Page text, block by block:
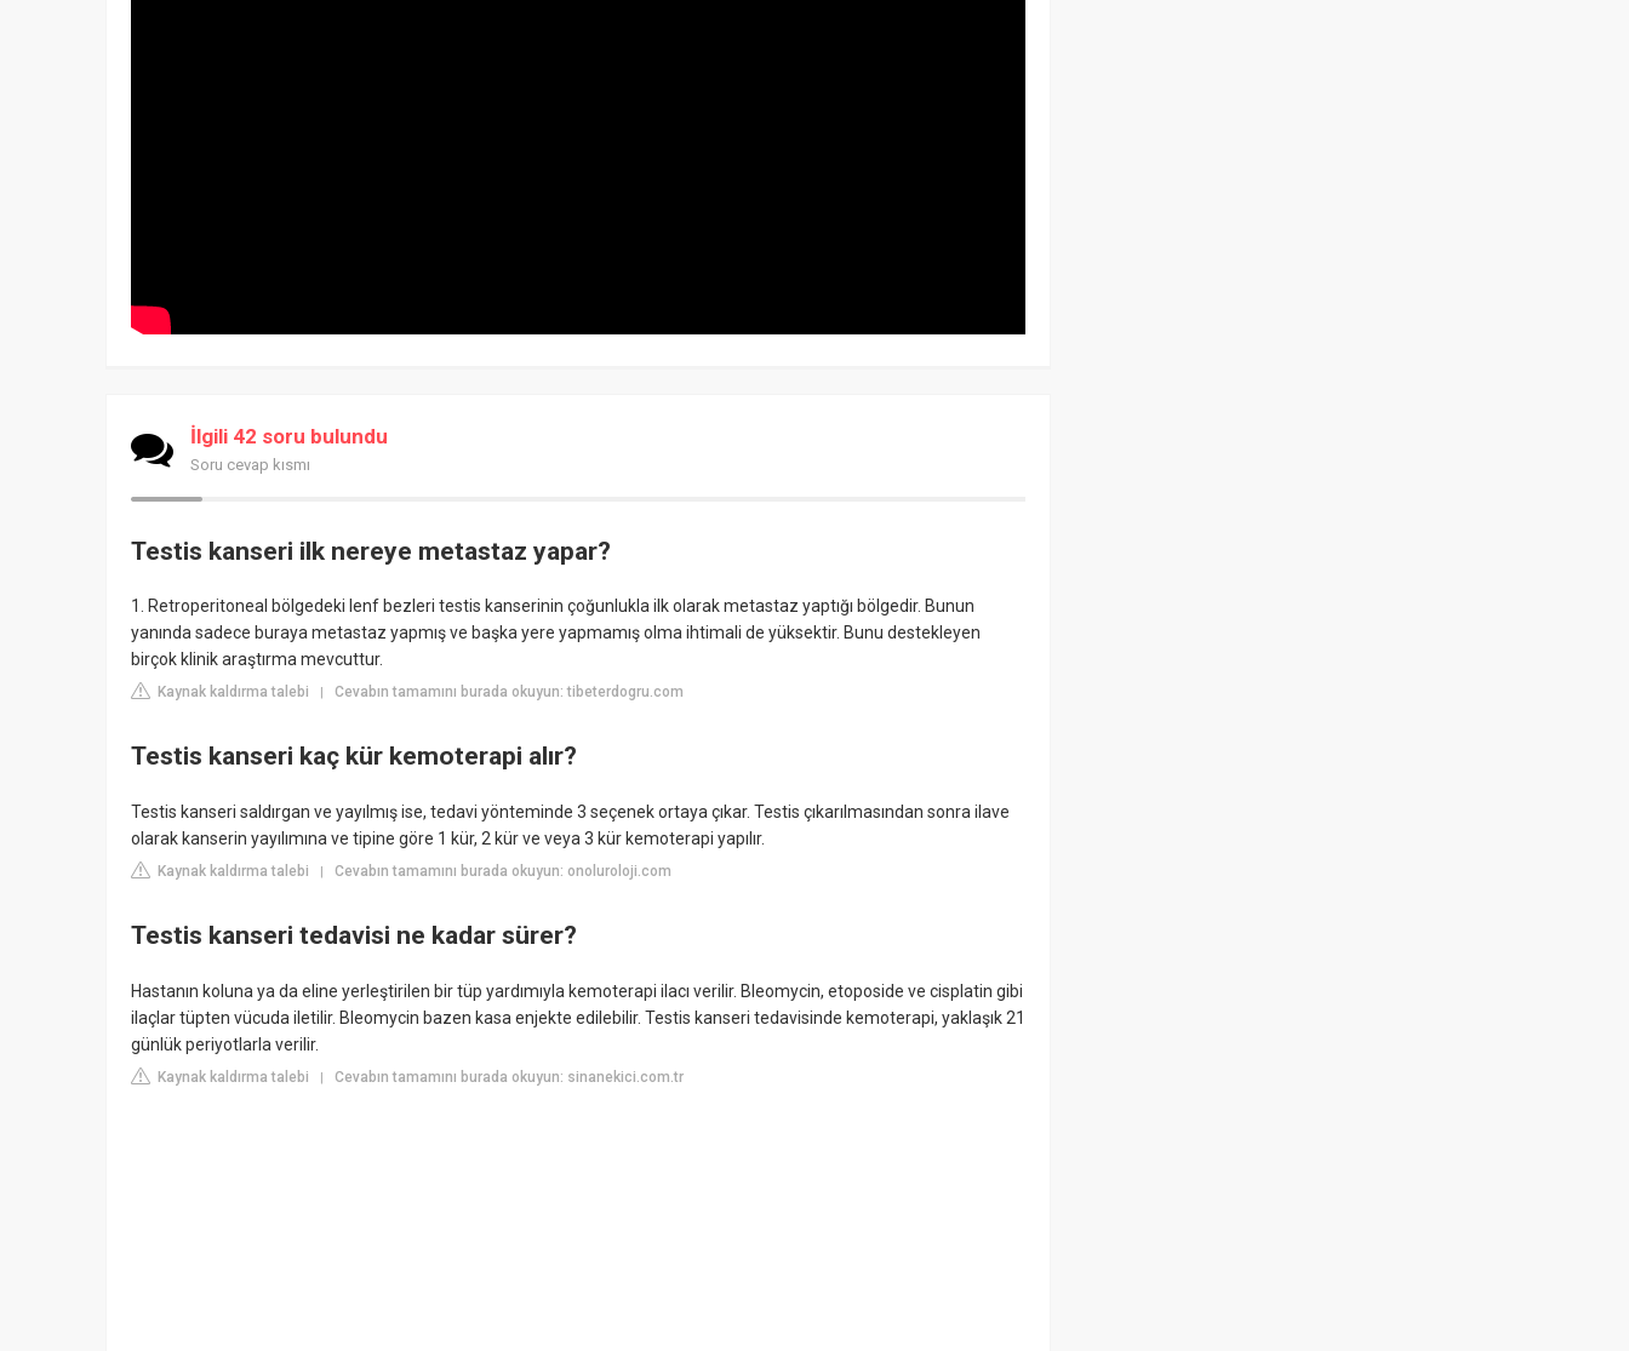
İlgili 42 soru bulundu
Soru cevap kısmı
Testis kanseri ilk nereye metastaz yapar?
1. Retroperitoneal bölgedeki lenf bezleri testis kanserinin çoğunlukla ilk olarak metastaz yaptığı bölgedir. Bunun
yanında sadece buraya metastaz yapmış ve başka yere yapmamış olma ihtimali de yüksektir. Bunu destekleyen
birçok klinik araştırma mevcuttur.
Kaynak kaldırma talebi | Cevabın tamamını burada okuyun: tibeterdogru.com
Testis kanseri kaç kür kemoterapi alır?
Testis kanseri saldırgan ve yayılmış ise, tedavi yönteminde 3 seçenek ortaya çıkar. Testis çıkarılmasından sonra ilave
olarak kanserin yayılımına ve tipine göre 1 kür, 2 kür ve veya 3 kür kemoterapi yapılır.
Kaynak kaldırma talebi | Cevabın tamamını burada okuyun: onoluroloji.com
Testis kanseri tedavisi ne kadar sürer?
Hastanın koluna ya da eline yerleştirilen bir tüp yardımıyla kemoterapi ilacı verilir. Bleomycin, etoposide ve cisplatin gibi
ilaçlar tüpten vücuda iletilir. Bleomycin bazen kasa enjekte edilebilir. Testis kanseri tedavisinde kemoterapi, yaklaşık 21
günlük periyotlarla verilir.
Kaynak kaldırma talebi | Cevabın tamamını burada okuyun: sinanekici.com.tr